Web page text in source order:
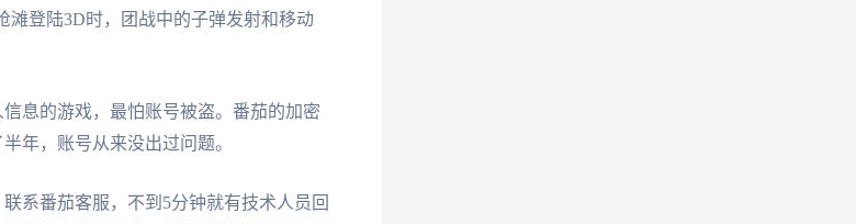
滩登陆3D时，团战中的子弹发射和移动
息的游戏，最怕账号被盗。番茄的加密
年，账号从来没出过问题。
系番茄客服，不到5分钟就有技术人员回